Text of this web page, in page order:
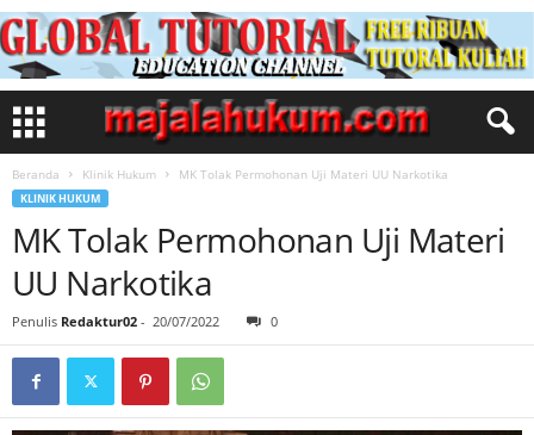
Beranda Klinik Hukum MK Tolak Permohonan Uji Materi UU Narkotika
KLINIK HUKUM
MK Tolak Permohonan Uji Materi
UU Narkotika
Penulis Redaktur02 - 20/07/2022 0